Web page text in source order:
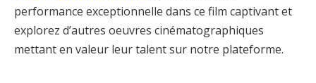
performance exceptionnelle dans ce film captivant et
explorez d’autres oeuvres cinématographiques
mettant en valeur leur talent sur notre plateforme.